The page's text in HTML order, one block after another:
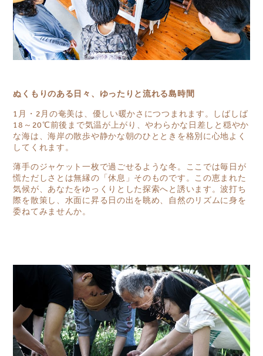
ぬくもりのある日々、ゆったりと流れる島時間
1月・2月の奄美は、優しい暖かさにつつまれます。しばしば
18～20℃前後まで気温が上がり、やわらかな日差しと穏やか
な海は、海岸の散歩や静かな朝のひとときを格別に心地よく
してくれます。
薄手のジャケット一枚で過ごせるような冬。ここでは毎日が
慌ただしさとは無縁の「休息」そのものです。 この恵まれた
気候が、あなたをゆっくりとした探索へと誘います。波打ち
際を散策し、水面に昇る日の出を眺め、自然のリズムに身を
委ねてみませんか。